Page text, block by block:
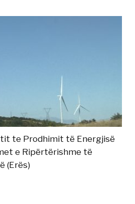
te Prodhimit të Energjisë
e Ripërtërishme të
(Erës)